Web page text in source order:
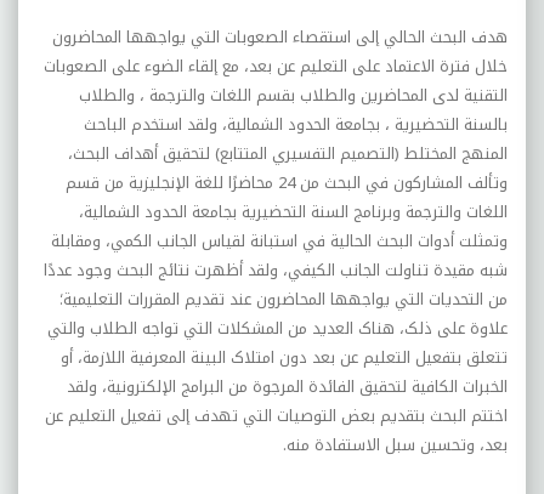
هدف البحث الحالي إلى استقصاء الصعوبات التي يواجهها المحاضرون
خلال فترة الاعتماد على التعليم عن بعد، مع إلقاء الضوء على الصعوبات
التقنية لدى المحاضرين والطلاب بقسم اللغات والترجمة ، والطلاب
بالسنة التحضيرية ، بجامعة الحدود الشمالية، ولقد استخدم الباحث
المنهج المختلط (التصميم التفسيري المتتابع) لتحقيق أهداف البحث،
وتألف المشارکون في البحث من 24 محاضرًا للغة الإنجليزية من قسم
اللغات والترجمة وبرنامج السنة التحضيرية بجامعة الحدود الشمالية،
وتمثلت أدوات البحث الحالية في استبانة لقياس الجانب الکمي، ومقابلة
شبه مقيدة تناولت الجانب الکيفي، ولقد أظهرت نتائج البحث وجود عددًا
من التحديات التي يواجهها المحاضرون عند تقديم المقررات التعليمية؛
علاوة على ذلک، هناک العديد من المشکلات التي تواجه الطلاب والتي
تتعلق بتفعيل التعليم عن بعد دون امتلاک البينة المعرفية اللازمة، أو
الخبرات الکافية لتحقيق الفائدة المرجوة من البرامج الإلکترونية، ولقد
اختتم البحث بتقديم بعض التوصيات التي تهدف إلى تفعيل التعليم عن
بعد، وتحسين سبل الاستفادة منه.